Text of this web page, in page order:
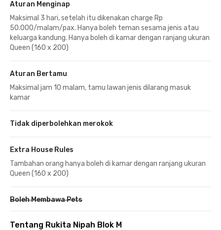
Aturan Menginap
Maksimal 3 hari, setelah itu dikenakan charge Rp
50.000/malam/pax. Hanya boleh teman sesama jenis atau
keluarga kandung. Hanya boleh di kamar dengan ranjang ukuran
Queen (160 x 200)
Aturan Bertamu
Maksimal jam 10 malam, tamu lawan jenis dilarang masuk
kamar
Tidak diperbolehkan merokok
Extra House Rules
Tambahan orang hanya boleh di kamar dengan ranjang ukuran
Queen (160 x 200)
Boleh Membawa Pets
Tentang Rukita Nipah Blok M